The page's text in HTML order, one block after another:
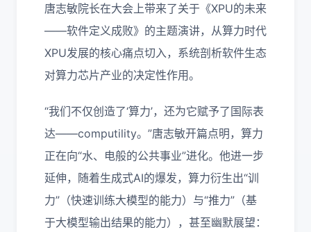
唐志敏院长在大会上带来了关于《XPU的未来
——软件定义成败》的主题演讲，从算力时代
XPU发展的核心痛点切入，系统剖析软件生态
对算力芯片产业的决定性作用。
“我们不仅创造了‘算力’，还为它赋予了国际表
达——computility。”唐志敏开篇点明，算力
正在向“水、电般的公共事业”进化。他进一步
延伸，随着生成式AI的爆发，算力衍生出“训
力”（快速训练大模型的能力）与“推力”（基
于大模型输出结果的能力），甚至幽默展望：